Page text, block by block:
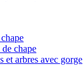
chape
et arbres avec gorge